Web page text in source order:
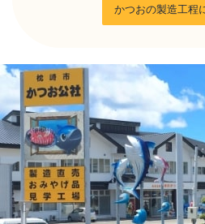
かつおの製造工程